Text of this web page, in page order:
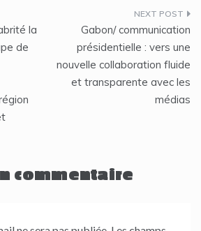
la
de
Gabon/ communication
présidentielle : vers une
nouvelle collaboration fluide
et transparente avec les
médias
commentaire